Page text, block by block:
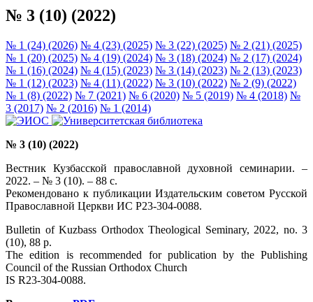
№ 3 (10) (2022)
№ 1 (24) (2026) № 4 (23) (2025) № 3 (22) (2025) № 2 (21) (2025)
№ 1 (20) (2025) № 4 (19) (2024) № 3 (18) (2024) № 2 (17) (2024)
№ 1 (16) (2024) № 4 (15) (2023) № 3 (14) (2023) № 2 (13) (2023)
№ 1 (12) (2023) № 4 (11) (2022) № 3 (10) (2022) № 2 (9) (2022)
№ 1 (8) (2022) № 7 (2021) № 6 (2020) № 5 (2019) № 4 (2018) №
3 (2017) № 2 (2016) № 1 (2014)
№ 3 (10) (2022)
Вестник Кузбасской православной духовной семинарии. –
2022. – № 3 (10). – 88 с.
Рекомендовано к публикации Издательским советом Русской
Православной Церкви ИС Р23-304-0088.
Bulletin of Kuzbass Orthodox Theological Seminary, 2022, no. 3
(10), 88 p.
The edition is recommended for publication by the Publishing
Council of the Russian Orthodox Church
IS R23-304-0088.